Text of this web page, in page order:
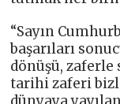
“Sayın
başarıları
dönüşü, zaferle
tarihi zaferi